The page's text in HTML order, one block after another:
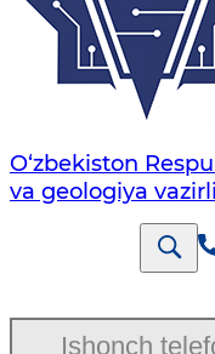
O‘zbekiston
va geologiya
Ishonch